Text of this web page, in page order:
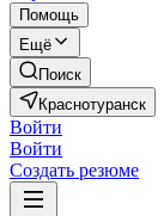
Помощь
Ещё
Поиск
Краснотуранск
Войти
Войти
Создать резюме